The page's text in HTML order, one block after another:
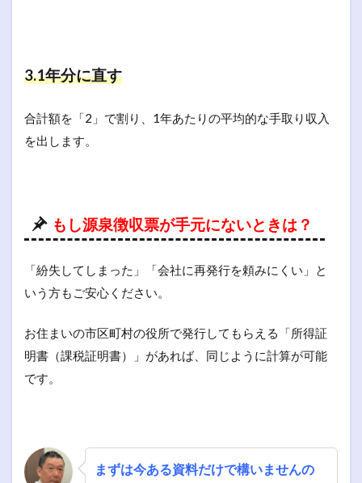
3.1年分に直す
合計額を「2」で割り、1年あたりの平均的な手取り収入
を出します。
もし源泉徴収票が手元にないときは？
「紛失してしまった」「会社に再発行を頼みにくい」と
いう方もご安心ください。
お住まいの市区町村の役所で発行してもらえる「所得証
明書（課税証明書）」があれば、同じように計算が可能
です。
まずは今ある資料だけで構いませんの